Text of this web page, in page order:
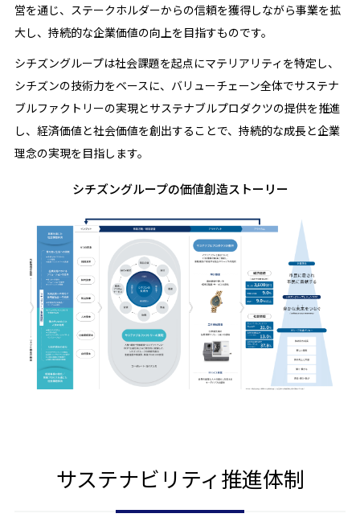
営を通じ、ステークホルダーからの信頼を獲得しながら事業を拡
大し、持続的な企業価値の向上を目指すものです。
シチズングループは社会課題を起点にマテリアリティを特定し、
シチズンの技術力をベースに、バリューチェーン全体でサステナ
ブルファクトリーの実現とサステナブルプロダクツの提供を推進
し、経済価値と社会価値を創出することで、持続的な成長と企業
理念の実現を目指します。
シチズングループの価値創造ストーリー
サステナビリティ推進体制